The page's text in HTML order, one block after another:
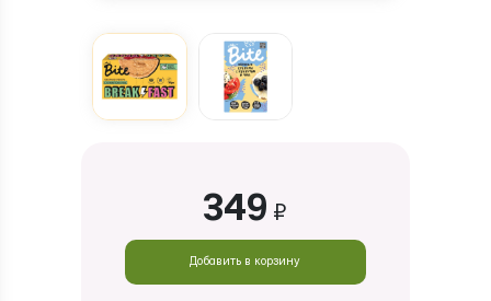
349 ₽
Добавить в корзину